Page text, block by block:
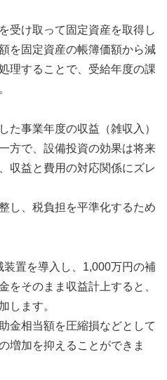
受け取って固定資産を取得し
を固定資産の帳簿価額から減
理することで、受給年度の課
た事業年度の収益（雑収入）
方で、設備投資の効果は将来
収益と費用の対応関係にズレ
し、税負担を平準化するため
置を導入し、1,000万円の補
をそのまま収益計上すると、
します。
金相当額を圧縮損などとして
増加を抑えることができま